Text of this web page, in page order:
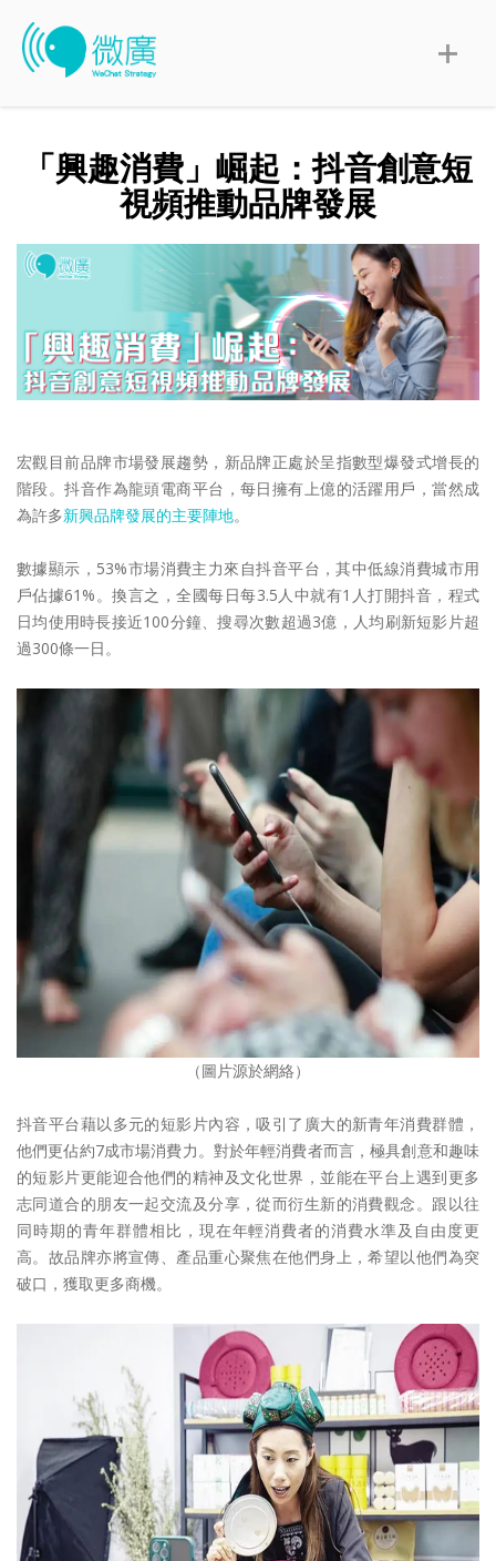
「興趣消費」崛起：抖音創意短
視頻推動品牌發展
宏觀目前品牌市場發展趨勢，新品牌正處於呈指數型爆發式增長的
階段。抖音作為龍頭電商平台，每日擁有上億的活躍用戶，當然成
為許多新興品牌發展的主要陣地。
數據顯示，53%市場消費主力來自抖音平台，其中低線消費城市用
戶佔據61%。換言之，全國每日每3.5人中就有1人打開抖音，程式
日均使用時長接近100分鐘、搜尋次數超過3億，人均刷新短影片超
過300條一日。
（圖片源於網絡）
抖音平台藉以多元的短影片內容，吸引了廣大的新青年消費群體，
他們更佔約7成市場消費力。對於年輕消費者而言，極具創意和趣味
的短影片更能迎合他們的精神及文化世界，並能在平台上遇到更多
志同道合的朋友一起交流及分享，從而衍生新的消費觀念。跟以往
同時期的青年群體相比，現在年輕消費者的消費水準及自由度更
高。故品牌亦將宣傳、產品重心聚焦在他們身上，希望以他們為突
破口，獲取更多商機。